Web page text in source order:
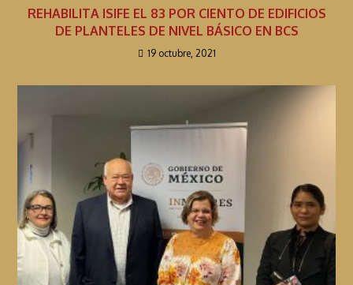
REHABILITA ISIFE EL 83 POR CIENTO DE EDIFICIOS
DE PLANTELES DE NIVEL BÁSICO EN BCS
19 octubre, 2021